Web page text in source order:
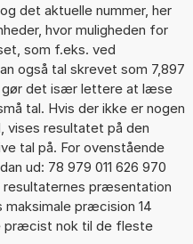
det aktuelle nummer, her
hvor muligheden for
som f.eks. ved
også tal skrevet som 7,897
gør det især lettere at læse
tal. Hvis der ikke er nogen
vises resultatet på den
tal på. For ovenstående
ud: 78 979 011 626 970
præsentation
maksimale præcision 14
præcist nok til de fleste